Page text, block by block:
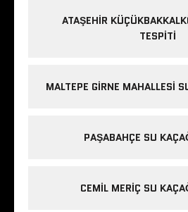
ATAŞEHIR
TESPITI
MALTEPE GIRNE MAHALLESI
PAŞABAHÇE SU
CEMIL MERIÇ SU